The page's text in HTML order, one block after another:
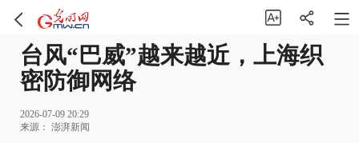
台风“巴威”越来越近，上海织
密防御网络
2026-07-09 20:29
来源： 澎湃新闻